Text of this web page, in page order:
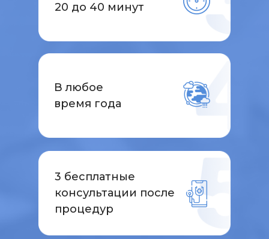
В любое
время года
20 до 40 минут
3 бесплатные
консультации после
процедур